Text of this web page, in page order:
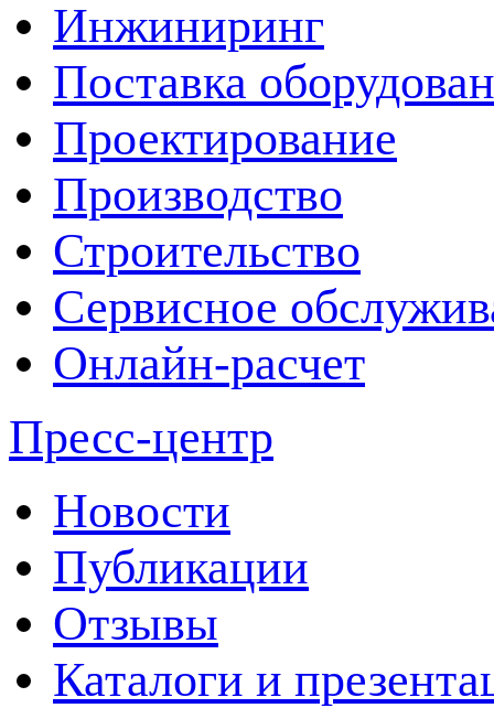
Инжиниринг
Поставка
Проектирование
Производство
Строительство
Сервисное
Онлайн-расчет
Пресс-центр
Новости
Публикации
Отзывы
Каталоги и